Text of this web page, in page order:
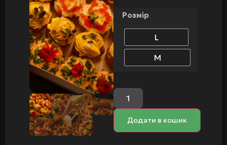
Розмір
L
M
Додати в кошик